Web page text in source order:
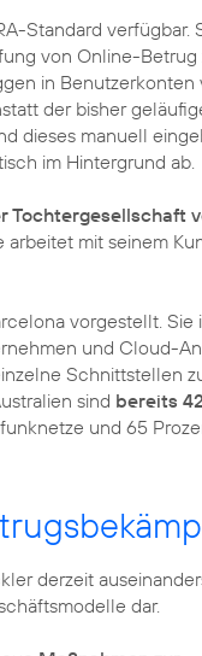
Standard verfügbar.
von Online-Betrug
in Benutzerkonten
der bisher
dieses manuell
im Hintergrund ab.
Tochtergesellschaft
arbeitet mit seinem
vorgestellt. Sie
und Cloud-
Schnittstellen
sind bereits
und 65
derzeit
dar.